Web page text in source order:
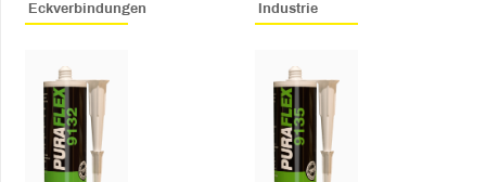
Eckverbindungen
Industrie